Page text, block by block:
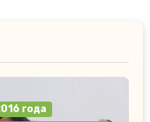
года